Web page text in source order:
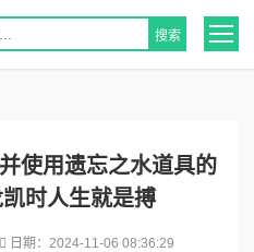
使用遗忘之水道具的
时人生就是搏
日期： 2024-11-06 08:36:29